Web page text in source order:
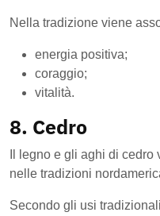
Nella tradizione viene
energia positiva;
coraggio;
vitalità.
8. Cedro
Il legno e gli aghi di
nelle tradizioni
Secondo gli usi